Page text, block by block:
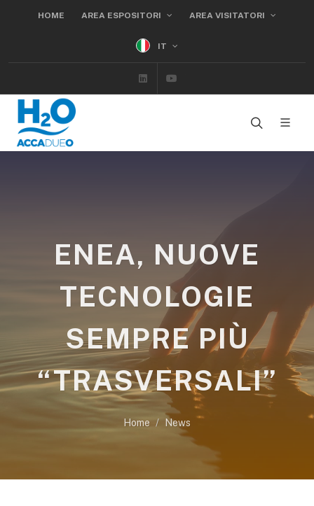
HOME AREA ESPOSITORI AREA VISITATORI
IT
Linkedin
ENEA, NUOVE
TECNOLOGIE
SEMPRE PIÙ
“TRASVERSALI”
Home News